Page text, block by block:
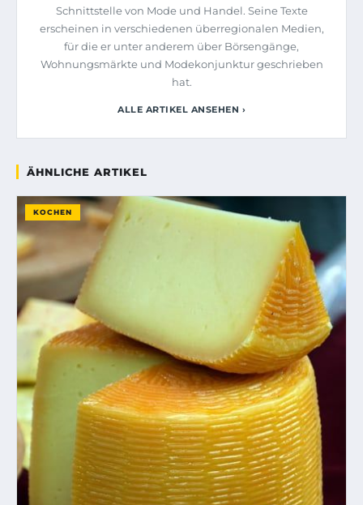
Schnittstelle von Mode und Handel. Seine Texte
erscheinen in verschiedenen überregionalen Medien,
für die er unter anderem über Börsengänge,
Wohnungsmärkte und Modekonjunktur geschrieben
hat.
ALLE ARTIKEL ANSEHEN ›
ÄHNLICHE ARTIKEL
KOCHEN